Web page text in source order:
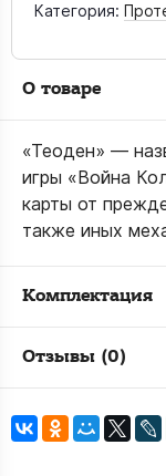
Категория:
О товаре
«Теоден» —
игры «Война
карты от
также иных
Комплектация
Отзывы (0)